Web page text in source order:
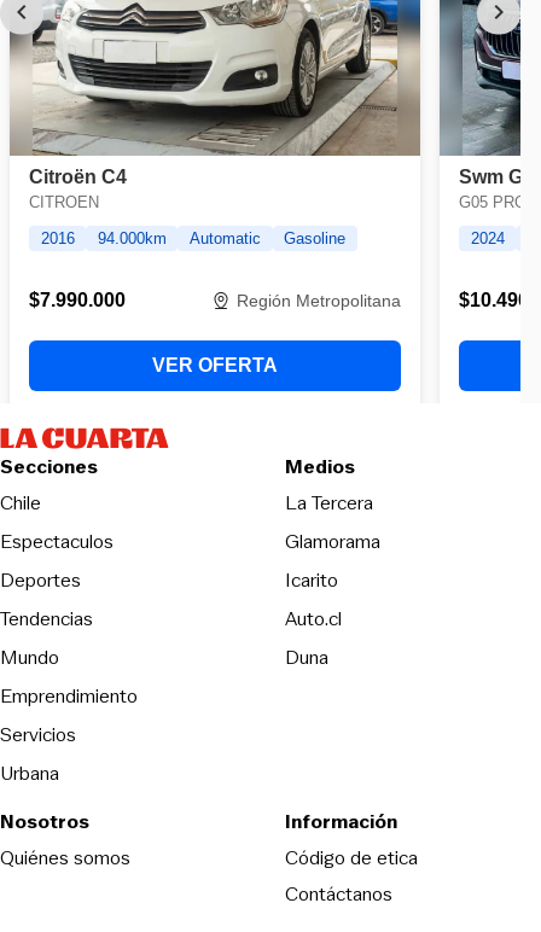
Secciones
Chile
Espectaculos
Deportes
Tendencias
Mundo
Emprendimiento
Servicios
Urbana
Medios
La TerceraOpens in new
Glamorama
Icarito
Auto.cl
DunaOpens in new window
Nosotros
Quiénes somos
Información
Código de eticaOpens in new
Contáctanos